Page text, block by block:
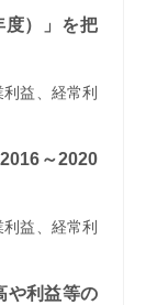
度）」を把
益、経常利
～2020
益、経常利
や利益等の